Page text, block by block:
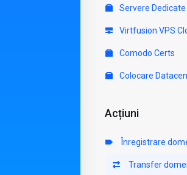
Servere Dedicate
Virtfusion VPS
Comodo Certs
Colocare
Acțiuni
Înregistrare
Transfer